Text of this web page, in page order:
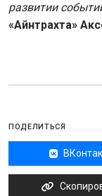
развитии
«Айнтрахта»
ПОДЕЛИТЬСЯ